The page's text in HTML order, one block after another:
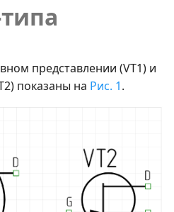
представлении (VT1) и
показаны на Рис. 1.